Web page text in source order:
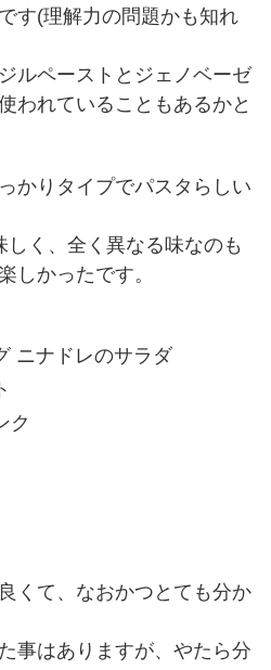
す(理解力の問題かも知れ
ルペーストとジェノベーゼ
われていることもあるかと
かりタイプでパスタらしい
く、全く異なる味なのも
しかったです。
ニナドレのサラダ
ク
くて、なおかつとても分か
事はありますが、やたら分